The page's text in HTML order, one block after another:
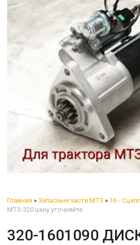
Главная » Запасные части МТЗ » 16 -
МТЗ-320 цену уточняйте
320-1601090